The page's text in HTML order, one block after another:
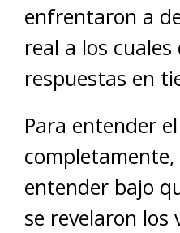
enfrentaron a
real a los
respuestas en
Para entender
entender bajo
se revelaron los